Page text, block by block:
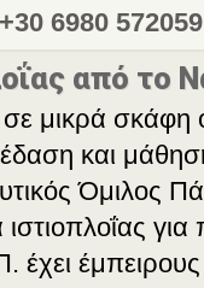
+30 6980 572059
από το
μικρά
και
Όμιλος
για
έμπειρους